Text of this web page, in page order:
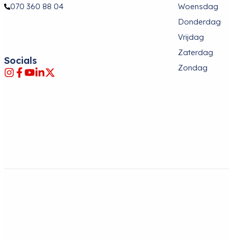
070 360 88 04
Socials
Woensdag
Donderdag
Vrijdag
Zaterdag
Zondag